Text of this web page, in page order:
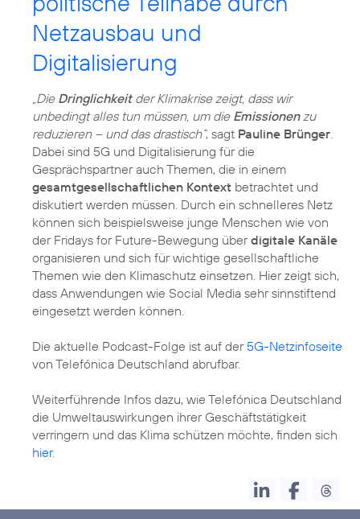
Netzausbau und
Digitalisierung
„Die Dringlichkeitder Klimakrise zeigt, dass wir
unbedingt alles tun müssen, um die Emissionenzu
reduzieren – und das drastisch“, sagt Pauline Brünger.
Dabei sind 5G und Digitalisierung für die
Gesprächspartner auch Themen, die in einem
gesamtgesellschaftlichen Kontext betrachtet und
diskutiert werden müssen. Durch ein schnelleres Netz
können sich beispielsweise junge Menschen wie von
der Fridays for Future-Bewegung überdigitale Kanäle
organisieren und sich für wichtige gesellschaftliche
Themen wie den Klimaschutz einsetzen. Hier zeigt sich,
dass Anwendungen wie Social Media sehr sinnstiftend
eingesetzt werden können.
Die aktuelle Podcast-Folge ist auf der 5G-Netzinfoseite
von Telefónica Deutschland abrufbar.
Weiterführende Infos dazu, wie Telefónica Deutschland
die Umweltauswirkungen ihrer Geschäftstätigkeit
verringern und das Klima schützen möchte, finden sich
hier.